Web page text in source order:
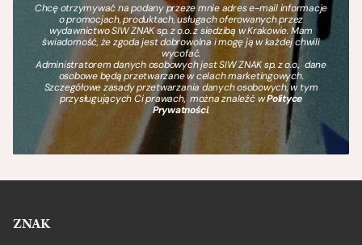
Chcę otrzymywać na podany przeze mnie adres e-mail informacje
o promocjach, produktach, usługach oferowanych przez
wydawnictwo SIW ZNAK sp. z o.o. z siedzibą w Krakowie. Mam
świadomość, że zgoda jest dobrowolna i mogę ją w każdej chwili
wycofać.
Administratorem danych osobowych jest SIW ZNAK sp. z o.o., dane
osobowe będą przetwarzane w celach marketingowych.
Szczegółowe zasady przetwarzania danych osobowych, w tym
przysługujących Ci prawach, można znaleźć wPolityce
Prywatności.
ZNAK